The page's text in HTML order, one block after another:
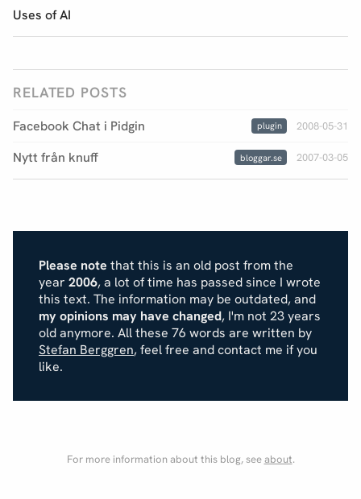
Uses of AI
RELATED POSTS
Facebook Chat i Pidgin plugin 2008-05-31
Nytt från knuff bloggar.se 2007-03-05
Please note that this is an old post from the
year 2006, a lot of time has passed since I wrote
this text. The information may be outdated, and
my opinions may have changed, I'm not 23 years
old anymore. All these 76 words are written by
Stefan Berggren, feel free and contact me if you
like.
For more information about this blog, seeabout.